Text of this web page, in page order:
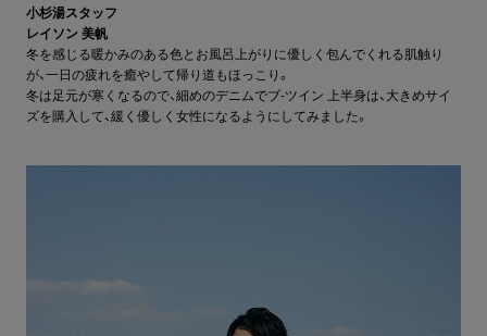
小杉湯スタッフ
レイソン 美帆
冬を感じる暖かみのある色とお風呂上がりに優しく包んでくれる肌触り
が、一日の疲れを癒やして帰り道もほっこり。
冬は足元が寒くなるので、細めのデニムでブ-ツイン 上半身は、大きめサイ
ズを購入して、緩く優しく女性になるようにしてみました。